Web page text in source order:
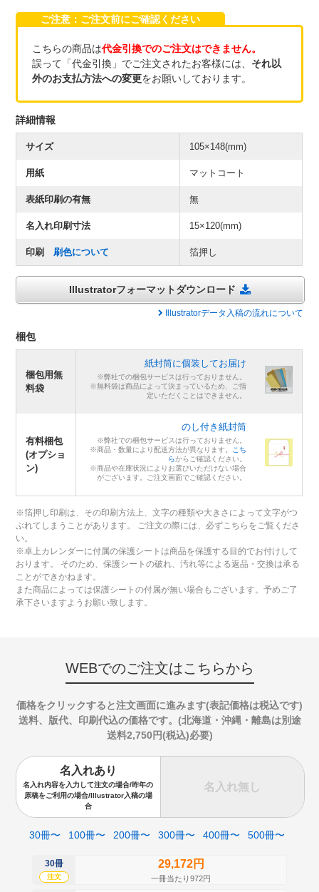
ご注意：ご注文前にご確認ください
こちらの商品は代金引換でのご注文はできません。
誤って「代金引換」でご注文されたお客様には、 それ以
外のお支払方法への変更をお願いしております。
詳細情報
サイズ 105×148(mm)
用紙 マットコート
表紙印刷の有無 無
名入れ印刷寸法 15×120(mm)
印刷 刷色について 箔押し
Illustratorフォーマットダウンロード
Illustratorデータ入稿の流れについて
梱包
梱包用無
料袋
紙封筒に個装してお届け
※弊社での梱包サービスは行っておりません。
※無料袋は商品によって決まっているため、ご指
定いただくことはできません。
有料梱包
(オプショ
ン)
のし付き紙封筒
※弊社での梱包サービスは行っておりません。
※商品・数量により配送方法が異なります。 こち
らからご確認ください。
※商品や在庫状況によりお選びいただけない場合
がございます。ご注文画面でご確認ください。
※箔押し印刷は、その印刷方法上、文字の種類や大きさによって文字がつ
ぶれてしまうことがあります。 ご注文の際には、必ずこちらをご覧くださ
い。
※卓上カレンダーに付属の保護シートは商品を保護する目的でお付けして
おります。 そのため、保護シートの破れ、汚れ等による返品・交換は承る
ことができかねます。
また商品によっては保護シートの付属が無い場合もございます。予めご了
承下さいますようお願い致します。
WEBでのご注文はこちらから
価格をクリックすると注文画面に進みます(表記価格は税込です)
送料、版代、印刷代込の価格です。(北海道・沖縄・離島は別途
送料2,750円(税込)必要)
名入れあり
名入れ内容を入力して注文の場合/昨年の
原稿をご利用の場合/Illustrator入稿の場
合
名入れ無し
30冊〜 100冊〜 200冊〜 300冊〜 400冊〜 500冊〜
30冊
注文
29,172円
一冊当たり972円